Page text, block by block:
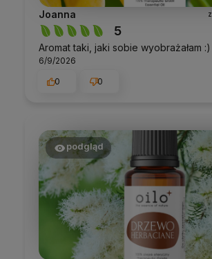
Joanna
5
Aromat taki, jaki sobie wyobrażałam :)
6/9/2026
0
0
podgląd